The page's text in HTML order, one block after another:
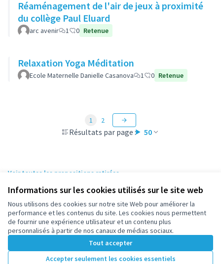
Informations sur les cookies utilisés sur le site web
Nous utilisons des cookies sur notre site Web pour améliorer la
performance et les contenus du site. Les cookies nous permettent
de fournir une expérience utilisateur et un contenu plus
personnalisés à partir de nos canaux de médias sociaux.
Tout accepter
Accepter seulement les cookies essentiels
Réaménagement de l'air de jeux à proximité
du collège Paul Eluard
arc avenir 1 0 Retenue
Relaxation Yoga Méditation
Ecole Maternelle Danielle Casanova 1 0 Retenue
Résultats par page : 50
1 2
Voir toutes les propositions retirées
Conditions d'utilisation
Paramètres des cookies
participez.nanterre.fr sur X
(Lien externe)
participez.nanterre.fr sur Facebook
participez.nanterre.fr sur Instagram
participez.nanterre.fr sur YouTube
(Lien externe)
participez.nanterre.fr sur GitHub
(Lien externe)